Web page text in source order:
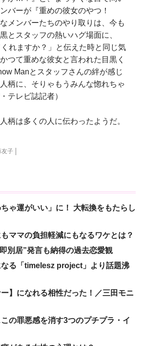
バーが『重めの彼女のやつ！
メンバーたちのやり取りは、今も
とスタッフの熱いハグ場面に、
れますか？」と伝えた時と同じ気
つて重めな彼女と言われた目黒く
Manとスタッフさんの絆が感じ
柄に、そりゃもうみんな惚れちゃ
テレビ誌記者）
は多くの人に伝わったようだ。
友子
ゃ運がいい」に！ 大転換をもたらし
ママの負担軽減にもなるワケとは？
別居”発言も納得の過去恋愛観
る「timelesz project」より話題沸
】になれる相性だった！／三田モニ
の罪悪感を消す3つのプチプラ・イ